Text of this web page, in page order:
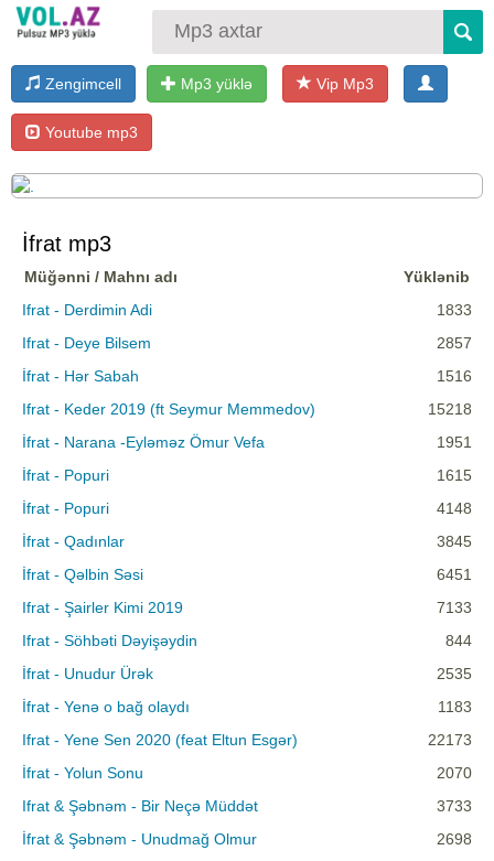
Zengimcell Mp3 yüklə Vip Mp3
Youtube mp3
İfrat mp3
Müğənni / Mahnı adı
Yüklənib
Ifrat - Derdimin Adi
1833
Ifrat - Deye Bilsem
2857
İfrat - Hər Sabah
1516
Ifrat - Keder 2019 (ft Seymur Memmedov)
15218
İfrat - Narana -Eyləməz Ömur Vefa
1951
İfrat - Popuri
1615
İfrat - Popuri
4148
İfrat - Qadınlar
3845
İfrat - Qəlbin Səsi
6451
Ifrat - Şairler Kimi 2019
7133
Ifrat - Söhbəti Dəyişəydin
844
İfrat - Unudur Ürək
2535
İfrat - Yenə o bağ olaydı
1183
Ifrat - Yene Sen 2020 (feat Eltun Esgər)
22173
İfrat - Yolun Sonu
2070
Ifrat & Şəbnəm - Bir Neçə Müddət
3733
İfrat & Şəbnəm - Unudmağ Olmur
2698